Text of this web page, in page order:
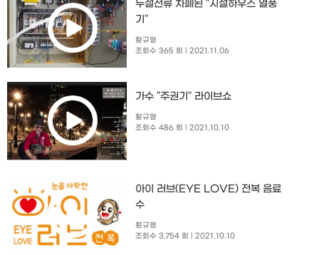
누설전류 차폐된 "시설하우스 열풍
기"
황규형
조회수 365 회
| 2021.11.06
가수 "주권기" 라이브쇼
황규형
조회수 486 회
| 2021.10.10
아이 러브(EYE LOVE) 전복 음료
수
황규형
조회수 3,754 회
| 2021.10.10